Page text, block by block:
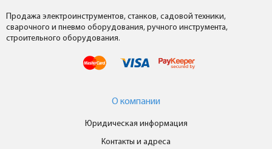
Продажа электроинструментов, станков, садовой техники,
сварочного и пневмо оборудования, ручного инструмента,
строительного оборудования.
О компании
Юридическая информация
Контакты и адреса